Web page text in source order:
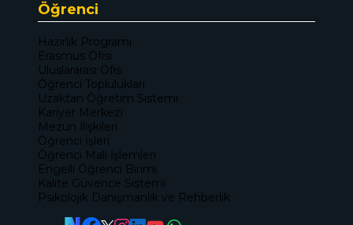
Öğrenci
Hazırlık Programı
Erasmus Ofisi
Uluslararası Ofis
Öğrenci Toplulukları
Uzaktan Öğretim Sistemi
Kariyer Merkezi
Mezun İlişkileri
Öğrenci İşleri
Öğrenci Mali İşlemleri
Engelli Öğrenci Birimi
Kalite Güvence Sistemi
Psikolojik Danışmanlık ve Rehberlik